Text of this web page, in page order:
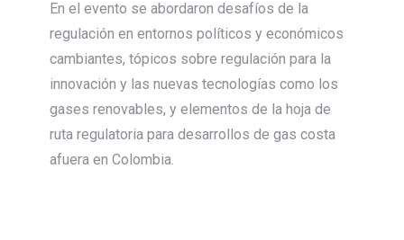
En el evento se abordaron desafíos de la
regulación en entornos políticos y económicos
cambiantes, tópicos sobre regulación para la
innovación y las nuevas tecnologías como los
gases renovables, y elementos de la hoja de
ruta regulatoria para desarrollos de gas costa
afuera en Colombia.